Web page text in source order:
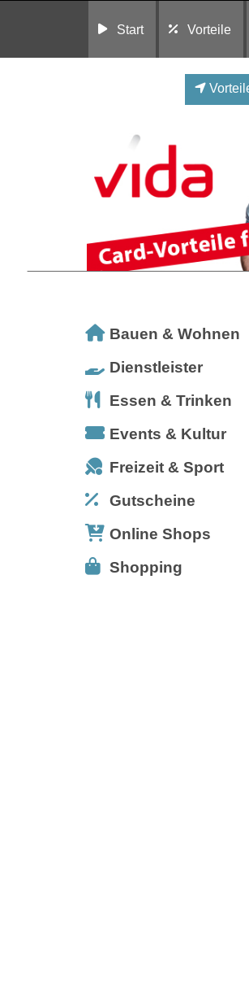
Start Vorteile
Bauen & Wohnen
Dienstleister
Essen & Trinken
Events & Kultur
Freizeit & Sport
Gutscheine
Online Shops
Shopping